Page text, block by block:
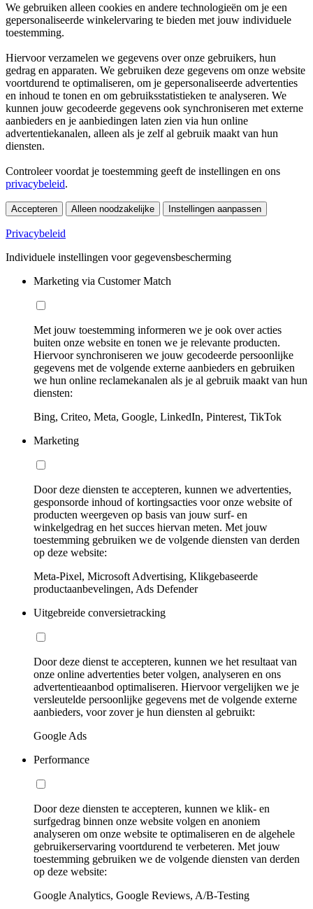
We gebruiken alleen cookies en andere technologieën om je een
gepersonaliseerde winkelervaring te bieden met jouw individuele
toestemming.
Hiervoor verzamelen we gegevens over onze gebruikers, hun
gedrag en apparaten. We gebruiken deze gegevens om onze website
voortdurend te optimaliseren, om je gepersonaliseerde advertenties
en inhoud te tonen en om gebruiksstatistieken te analyseren. We
kunnen jouw gecodeerde gegevens ook synchroniseren met externe
aanbieders en je aanbiedingen laten zien via hun online
advertentiekanalen, alleen als je zelf al gebruik maakt van hun
diensten.
Controleer voordat je toestemming geeft de instellingen en ons
privacybeleid.
Accepteren Alleen noodzakelijke Instellingen aanpassen
Privacybeleid
Individuele instellingen voor gegevensbescherming
Marketing via Customer Match
Met jouw toestemming informeren we je ook over acties
buiten onze website en tonen we je relevante producten.
Hiervoor synchroniseren we jouw gecodeerde persoonlijke
gegevens met de volgende externe aanbieders en gebruiken
we hun online reclamekanalen als je al gebruik maakt van hun
diensten:
Bing, Criteo, Meta, Google, LinkedIn, Pinterest, TikTok
Marketing
Door deze diensten te accepteren, kunnen we advertenties,
gesponsorde inhoud of kortingsacties voor onze website of
producten weergeven op basis van jouw surf- en
winkelgedrag en het succes hiervan meten. Met jouw
toestemming gebruiken we de volgende diensten van derden
op deze website:
Meta-Pixel, Microsoft Advertising, Klikgebaseerde
productaanbevelingen, Ads Defender
Uitgebreide conversietracking
Door deze dienst te accepteren, kunnen we het resultaat van
onze online advertenties beter volgen, analyseren en ons
advertentieaanbod optimaliseren. Hiervoor vergelijken we je
versleutelde persoonlijke gegevens met de volgende externe
aanbieders, voor zover je hun diensten al gebruikt:
Google Ads
Performance
Door deze diensten te accepteren, kunnen we klik- en
surfgedrag binnen onze website volgen en anoniem
analyseren om onze website te optimaliseren en de algehele
gebruikerservaring voortdurend te verbeteren. Met jouw
toestemming gebruiken we de volgende diensten van derden
op deze website:
Google Analytics, Google Reviews, A/B-Testing